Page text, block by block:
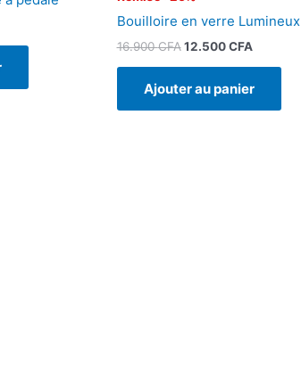
Bouilloire en verre Lumineux
16.900CFA 12.500CFA
Ajouter au panier